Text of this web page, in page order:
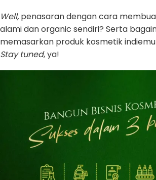
Well, penasaran dengan cara
alami dan organic sendiri? Serta
memasarkan produk kosmetik
Stay tuned, ya!